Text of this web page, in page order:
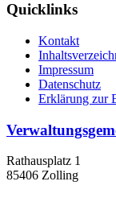
Quicklinks
Kontakt
Impressum
Datenschutz
Erklärung zur
Rathausplatz 1
85406 Zolling